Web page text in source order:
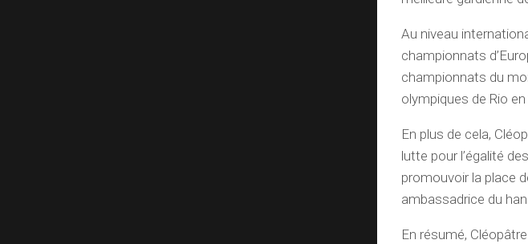
Au niveau
championnats
championnats du
olympiques de Rio
En plus de cela,
lutte pour l’égalité
promouvoir la place
ambassadrice du
En résumé,